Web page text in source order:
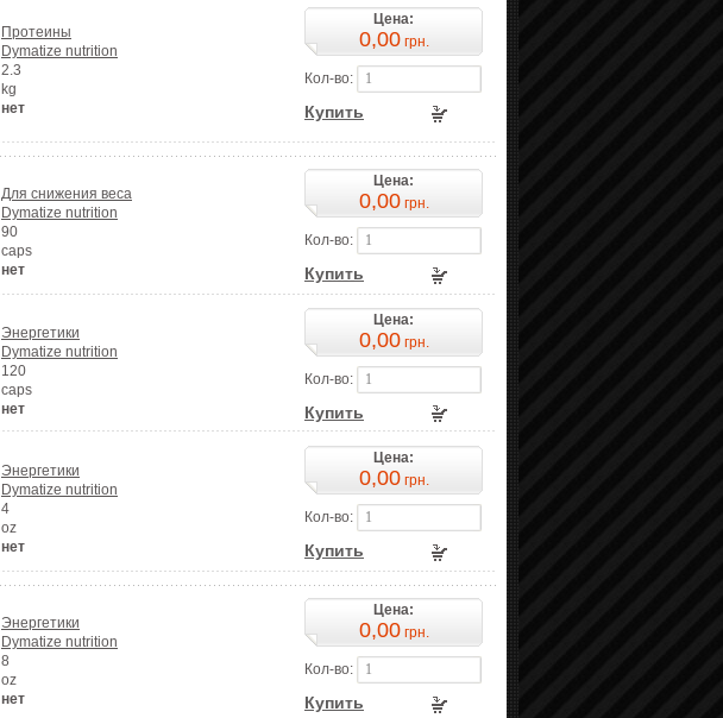
Протеины
Dymatize nutrition
2.3
kg
нет
Цена:
0,00грн.
Кол-во:
Купить
Для снижения веса
Dymatize nutrition
90
caps
нет
Цена:
0,00грн.
Кол-во:
Купить
Энергетики
Dymatize nutrition
120
caps
нет
Цена:
0,00грн.
Кол-во:
Купить
Энергетики
Dymatize nutrition
4
oz
нет
Цена:
0,00грн.
Кол-во:
Купить
Энергетики
Dymatize nutrition
8
oz
нет
Цена:
0,00грн.
Кол-во:
Купить